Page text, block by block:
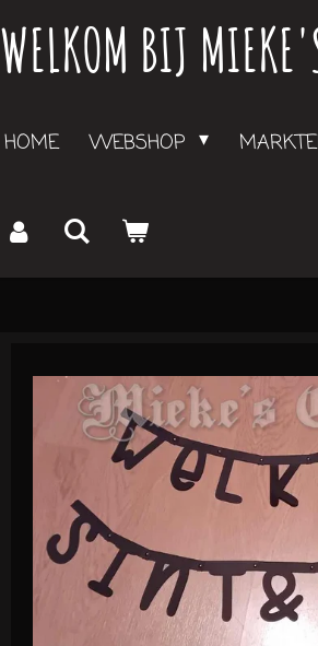
WELKOM BIJ
HOME WEBSHOP